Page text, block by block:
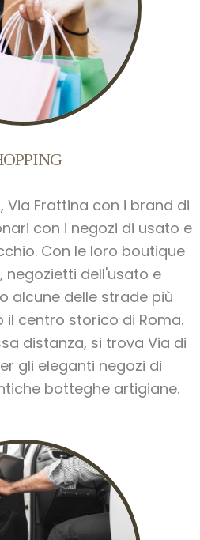
Via Frattina con i brand di
con i negozi di usato e
Con le loro boutique
negozietti dell'usato e
alcune delle strade più
centro storico di Roma.
distanza, si trova Via di
gli eleganti negozi di
botteghe artigiane.